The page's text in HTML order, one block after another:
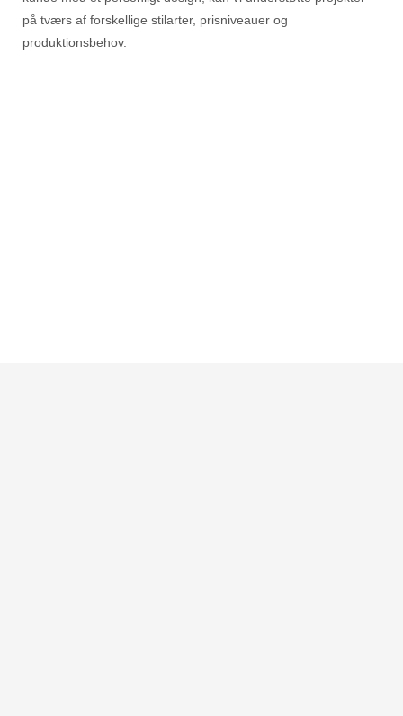
på tværs af forskellige stilarter, prisniveauer og
produktionsbehov.